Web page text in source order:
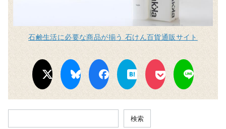
石鹸生活に必要な商品が揃う 石けん百貨通販サイト
検索